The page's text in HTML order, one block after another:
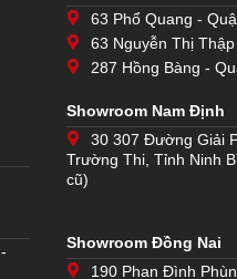
63 Phổ Quang -
63 Nguyễn Thị
287 Hồng Bàng -
Showroom Nam Định
30 307 Đường Giải
Trường Thi, Tỉnh Ninh
cũ)
Showroom Đồng Nai
190 Phan Đình